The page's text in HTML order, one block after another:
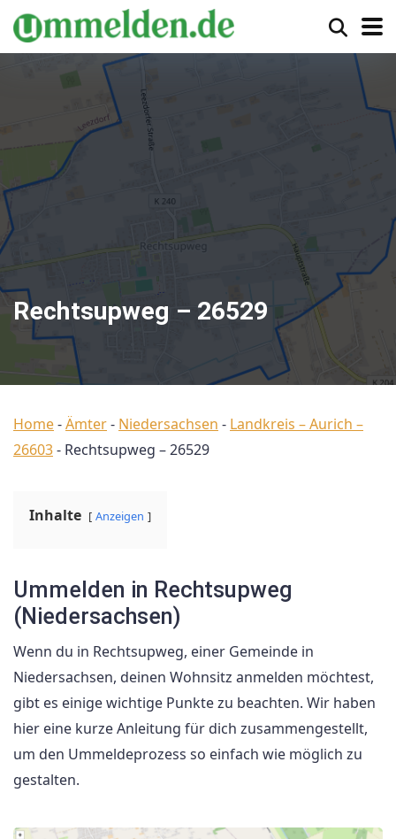
Rechtsupweg – 26529
Home-Ämter- Niedersachsen - Landkreis – Aurich –
26603- Rechtsupweg – 26529
Inhalte Anzeigen
Ummelden in Rechtsupweg
(Niedersachsen)
Wenn du in Rechtsupweg, einer Gemeinde in
Niedersachsen, deinen Wohnsitz anmelden möchtest,
gibt es einige wichtige Punkte zu beachten. Wir haben
hier eine kurze Anleitung für dich zusammengestellt,
um den Ummeldeprozess so einfach wie möglich zu
gestalten.